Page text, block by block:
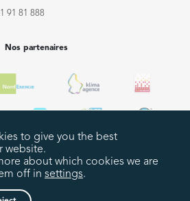
91 81 888
Nos partenaires
notices Politique de confidentialité
Déclaration d’accessibilité
to give you the best
website.
about which cookies we are
off in settings.